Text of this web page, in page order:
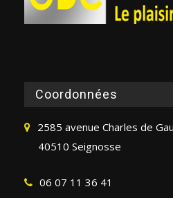
Coordonnées
2585 avenue Charles de
40510 Seignosse
06 07 11 36 41